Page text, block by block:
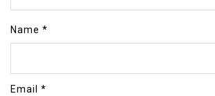
Name *
Email *